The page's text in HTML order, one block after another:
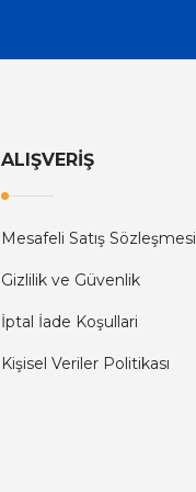
ALIŞVERİŞ
Mesafeli Satış Sözleşmesi
Gizlilik ve Güvenlik
İptal İade Koşullari
Kişisel Veriler Politikası